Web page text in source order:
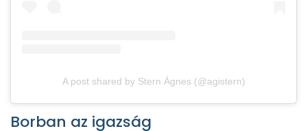
A post shared by Stern Ágnes (@agistern)
Borban az igazság